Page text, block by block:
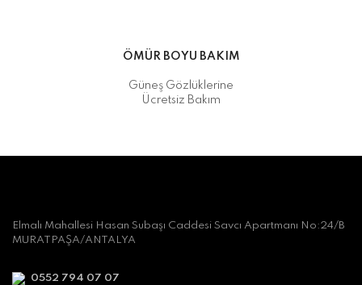
ÖMÜR BOYU BAKIM
Güneş Gözlüklerine
Ücretsiz Bakım
Elmalı Mahallesi Hasan Subaşı Caddesi Savcı Apartmanı No:24/B
MURATPAŞA/ANTALYA
0552 794 07 07